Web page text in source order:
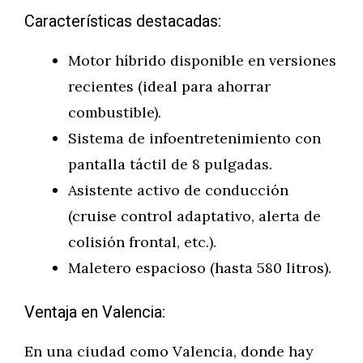
Características destacadas:
Motor híbrido disponible en versiones
recientes (ideal para ahorrar
combustible).
Sistema de infoentretenimiento con
pantalla táctil de 8 pulgadas.
Asistente activo de conducción
(cruise control adaptativo, alerta de
colisión frontal, etc.).
Maletero espacioso (hasta 580 litros).
Ventaja en Valencia:
En una ciudad como Valencia, donde hay